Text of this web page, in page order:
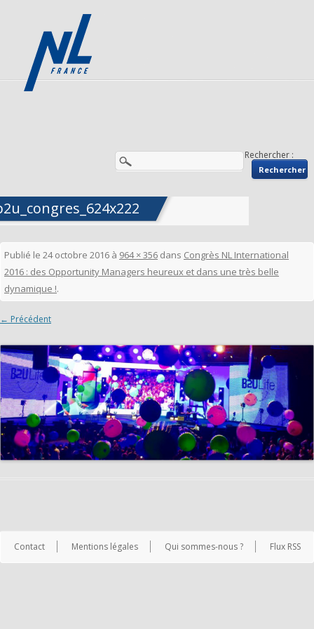
Rechercher :
Publié le 24 octobre 2016 à 964 × 356 dans Congrès NL International
2016 : des Opportunity Managers heureux et dans une très belle
dynamique !.
← Précédent
Contact Mentions légales Qui sommes-nous ? Flux RSS